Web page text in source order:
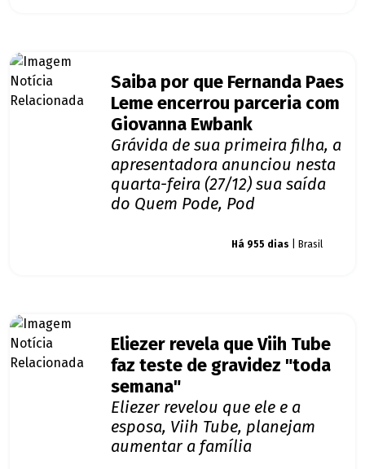
Saiba por que Fernanda Paes
Leme encerrou parceria com
Giovanna Ewbank
Grávida de sua primeira filha, a
apresentadora anunciou nesta
quarta-feira (27/12) sua saída
do Quem Pode, Pod
Há 955 dias | Brasil
Eliezer revela que Viih Tube
faz teste de gravidez "toda
semana"
Eliezer revelou que ele e a
esposa, Viih Tube, planejam
aumentar a família